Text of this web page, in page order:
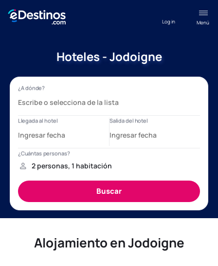
Menú
Log in
Hoteles - Jodoigne
Alojamiento en Jodoigne